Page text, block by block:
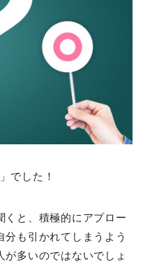
」でした！
くと、積極的にアプロー
も引かれてしまうよう
多いのではないでしょ